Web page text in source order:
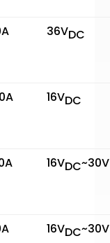
36VDC
16VDC
16VDC~30V
16VDC~30V